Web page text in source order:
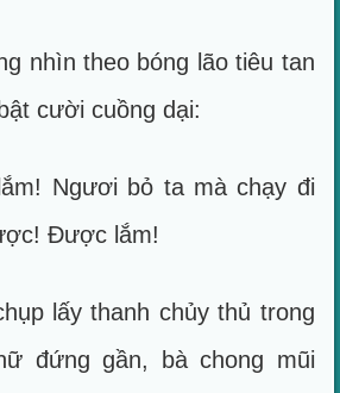
nhìn theo bóng lão tiêu tan
cười cuồng dại:
Ngươi bỏ ta mà chạy đi
Được lắm!
lấy thanh chủy thủ trong
đứng gần, bà chong mũi